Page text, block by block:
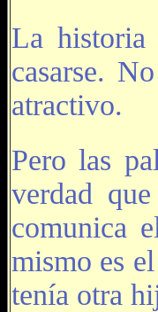
La historia
casarse.
atractivo.
Pero las
verdad
comunica
mismo es
tenía otra